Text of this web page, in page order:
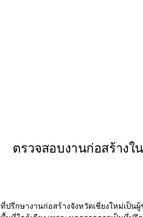
ตรวจสอบงานก่อสร้าง
ที่ปรึกษางานก่อสร้างจังหวัดเชียงใหม่เป็น